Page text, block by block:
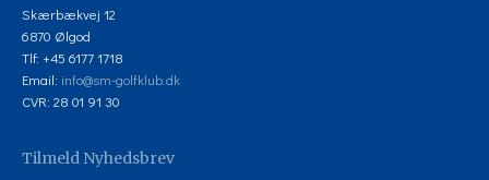
Skærbækvej 12
6870 Ølgod
Tlf: +45 6177 1718
Email: info@sm-golfklub.dk
CVR: 28 01 91 30
Tilmeld Nyhedsbrev